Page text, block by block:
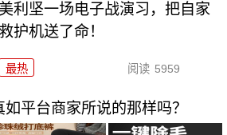
美利坚一场电子战演习，把自家
救护机送了命！
最热 阅读 5959
平台商家所说的那样吗？